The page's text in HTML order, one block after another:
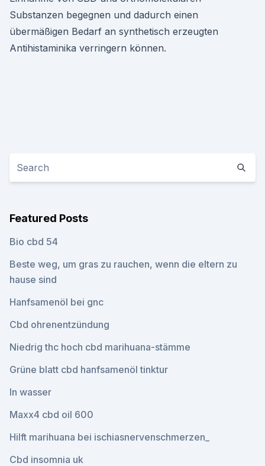
Substanzen begegnen und dadurch einen
übermäßigen Bedarf an synthetisch erzeugten
Antihistaminika verringern können.
Featured Posts
Bio cbd 54
Beste weg, um gras zu rauchen, wenn die eltern zu
hause sind
Hanfsamenöl bei gnc
Cbd ohrenentzündung
Niedrig thc hoch cbd marihuana-stämme
Grüne blatt cbd hanfsamenöl tinktur
In wasser
Maxx4 cbd oil 600
Hilft marihuana bei ischiasnervenschmerzen_
Cbd insomnia uk